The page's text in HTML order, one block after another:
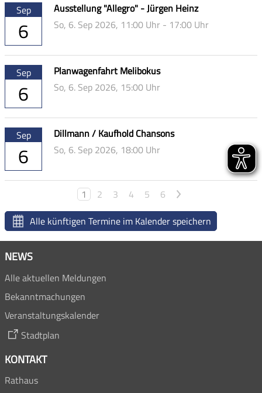
Sep
6
Ausstellung "Allegro" - Jürgen Heinz
So, 6. Sep 2026, 11:00 Uhr - 17:00 Uhr
Sep
6
Planwagenfahrt Melibokus
So, 6. Sep 2026, 15:00 Uhr
Sep
6
Dillmann / Kaufhold Chansons
So, 6. Sep 2026, 18:00 Uhr
1 2 3 4 5 6
>
Alle künftigen Termine im Kalender speichern
NEWS
Alle aktuellen Meldungen
Bekanntmachungen
Veranstaltungskalender
Stadtplan
KONTAKT
Rathaus